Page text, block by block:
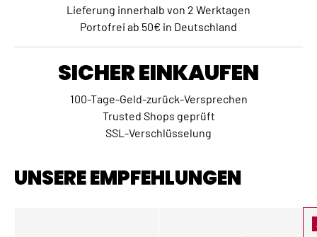
Lieferung innerhalb von 2 Werktagen
Portofrei ab 50€ in Deutschland
SICHER EINKAUFEN
100-Tage-Geld-zurück-Versprechen
Trusted Shops geprüft
SSL-Verschlüsselung
UNSERE EMPFEHLUNGEN